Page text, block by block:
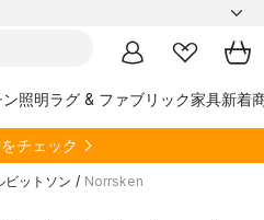
照明ラグ & ファブリック家具新着
チェック
ットソン / Norrsken